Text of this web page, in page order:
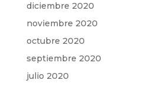
diciembre 2020
noviembre 2020
octubre 2020
septiembre 2020
julio 2020